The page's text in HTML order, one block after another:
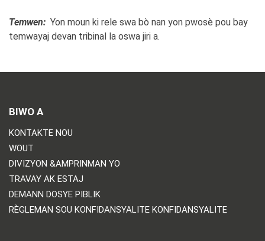
Temwen: Yon moun ki rele swa bò nan yon pwosè pou bay
temwayaj devan tribinal la oswa jiri a.
BIWO A
KONTAKTE NOU
WOUT
DIVIZYON &AMPRINMAN YO
TRAVAY AK ESTAJ
DEMANN DOSYE PIBLIK
RÈGLEMAN SOU KONFIDANSYALITE KONFIDANSYALITE